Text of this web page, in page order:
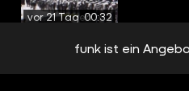
vor 21 Tagen00:32
USA
funk ist ein